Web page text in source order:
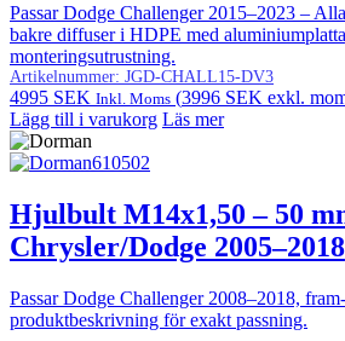
Passar Dodge Challenger 2015–2023 –
bakre diffuser i HDPE med
monteringsutrustning.
Artikelnummer: JGD-CHALL15-DV3
4995 SEK Inkl. Moms (3996 SEK exkl.
Lägg till i varukorg Läs mer
Hjulbult M14x1,50 – 50
Chrysler/Dodge 2005–2018
Passar Dodge Challenger 2008–2018,
produktbeskrivning för exakt passning.